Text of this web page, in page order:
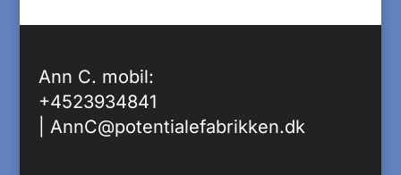
Ann C. mobil:
+4523934841
AnnC@potentialefabrikken.dk